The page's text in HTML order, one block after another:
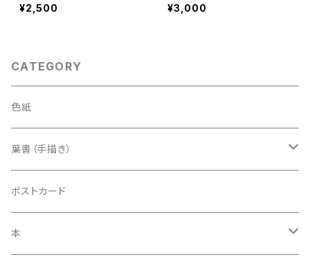
¥2,500
¥3,000
CATEGORY
色紙
葉書（手描き）
草筆
露草
木筆
ポストカード
本